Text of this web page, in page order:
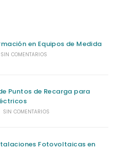
en Equipos de Medida
SIN COMENTARIOS
Puntos de Recarga para
SIN COMENTARIOS
Fotovoltaicas en